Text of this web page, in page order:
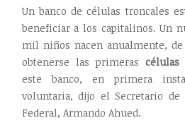
Un banco de células troncales
beneficiar a los capitalinos. Un
mil niños nacen anualmente,
obtenerse las primeras células
este banco, en primera
voluntaria, dijo el Secretario
Federal, Armando Ahued.